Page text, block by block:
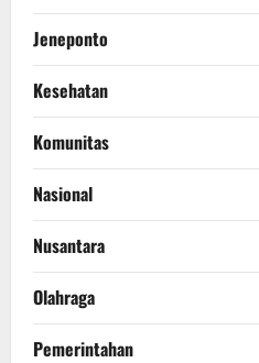
Jeneponto
Kesehatan
Komunitas
Nasional
Nusantara
Olahraga
Pemerintahan